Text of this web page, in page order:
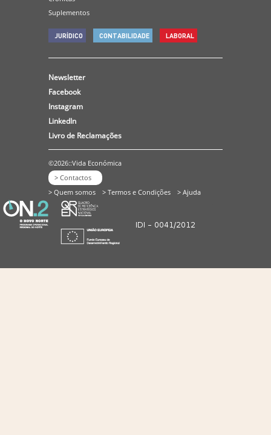
Suplementos
JURÍDICO CONTABILIDADE LABORAL
Newsletter
Facebook
Instagram
LinkedIn
Livro de Reclamações
©2026::Vida Económica
> Contactos
> Quem somos
> Termos e Condições > Ajuda